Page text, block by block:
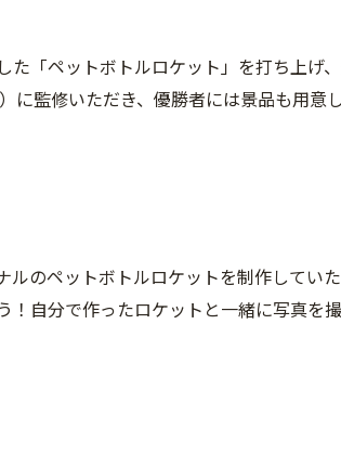
「ペットボトルロケット」を打ち上げ、
監修いただき、優勝者には景品も用意し
のペットボトルロケットを制作してい
自分で作ったロケットと一緒に写真を